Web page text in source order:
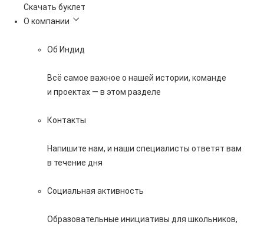
Скачать буклет
О компании
Об Индид
Всё самое важное о нашей истории, команде
и проектах — в этом разделе
Контакты
Напишите нам, и наши специалисты ответят вам
в течение дня
Социальная активность
Образовательные инициативы для школьников,